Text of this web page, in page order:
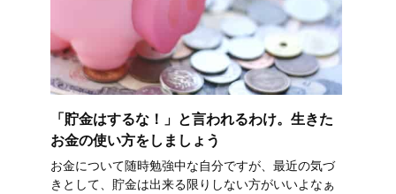
「貯金はするな！」と言われるわけ。生きた
お金の使い方をしましょう
お金について随時勉強中な自分ですが、最近の気づ
きとして、貯金は出来る限りしない方がいいよなぁ